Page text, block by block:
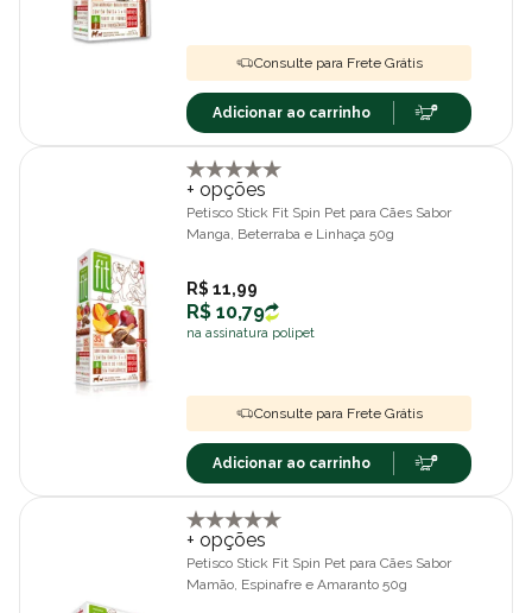
Consulte para Frete Grátis
Adicionar ao carrinho
+ opções
Petisco Stick Fit Spin Pet para Cães Sabor
Manga, Beterraba e Linhaça 50g
R$ 11,99
R$ 10,79
na assinatura polipet
Consulte para Frete Grátis
Adicionar ao carrinho
+ opções
Petisco Stick Fit Spin Pet para Cães Sabor
Mamão, Espinafre e Amaranto 50g